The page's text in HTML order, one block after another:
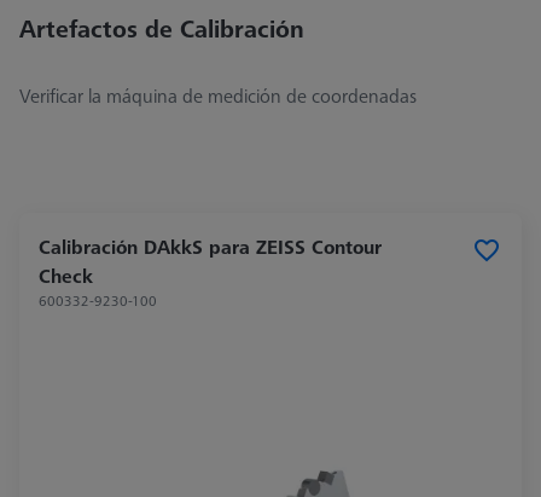
Artefactos de Calibración
Verificar la máquina de medición de coordenadas
Calibración DAkkS para ZEISS Contour
Check
600332-9230-100